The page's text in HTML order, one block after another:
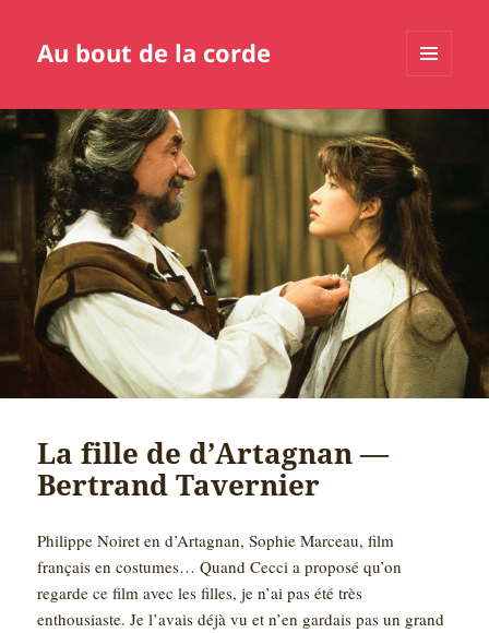
Au bout de la corde
La fille de d’Artagnan —
Bertrand Tavernier
Philippe Noiret en d’Artagnan, Sophie Marceau, film
français en costumes… Quand Cecci a proposé qu’on
regarde ce film avec les filles, je n’ai pas été très
enthousiaste. Je l’avais déjà vu et n’en gardais pas un grand